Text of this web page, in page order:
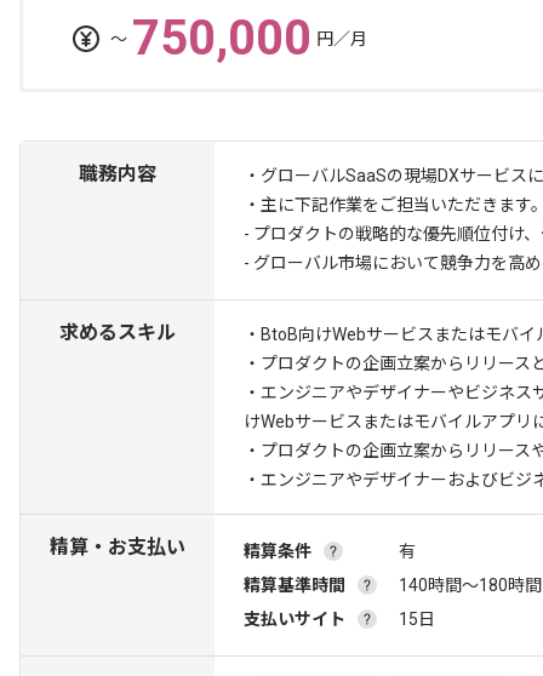
〜 750,000 円／月
職務内容
・グローバルSaaSの現場DXサービス
・主に下記作業をご担当いただきます
- プロダクトの戦略的な優先順位付け
- グローバル市場において競争力を高
求めるスキル
・BtoB向けWebサービスまたはモバ
・プロダクトの企画立案からリリー
・エンジニアやデザイナーやビジネ
けWebサービスまたはモバイルアプ
・プロダクトの企画立案からリリー
・エンジニアやデザイナーおよびビ
精算・お支払い 精算条件
有
精算基準時間
140時間〜180時間
支払いサイト
15日